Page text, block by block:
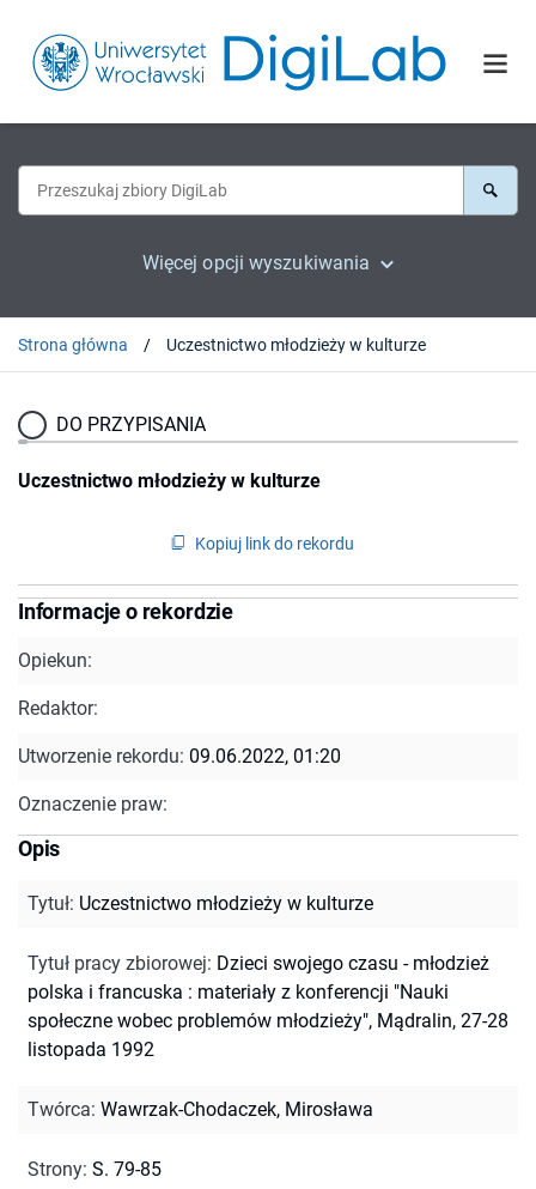
Więcej opcji wyszukiwania
Strona główna Uczestnictwo młodzieży w kulturze
DO PRZYPISANIA
Uczestnictwo młodzieży w kulturze
Kopiuj link do rekordu
Informacje o rekordzie
Opiekun:
Redaktor:
Utworzenie rekordu: 09.06.2022, 01:20
Oznaczenie praw:
Opis
Tytuł: Uczestnictwo młodzieży w kulturze
Tytuł pracy zbiorowej: Dzieci swojego czasu - młodzież
polska i francuska : materiały z konferencji "Nauki
społeczne wobec problemów młodzieży", Mądralin, 27-28
listopada 1992
Twórca: Wawrzak-Chodaczek, Mirosława
Strony: S. 79-85